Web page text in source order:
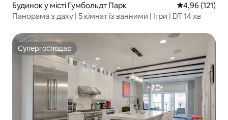
Будинок у місті Гумбольдт Парк Середня
4,96 (121)
Панорама з даху | 5 кімнат із ванними | Ігри | DT 14 хв
Супергосподар
Супергосподар